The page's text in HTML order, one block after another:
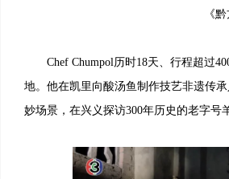
《
Chef Chumpol历时18天、行程超过
地。他在凯里向酸汤鱼制作技艺非遗传
妙场景，在兴义探访300年历史的老字号